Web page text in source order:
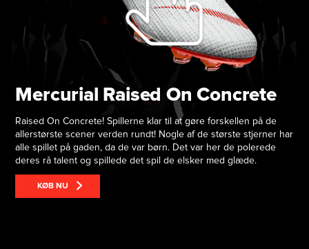
Mercurial Raised On Concrete
Raised On Concrete! Spillerne klar til at gøre forskellen på de
allerstørste scener verden rundt! Nogle af de største stjerner har
alle spillet på gaden, da de var børn. Det var her de polerede
deres rå talent og spillede det spil de elsker med glæde.
KØB NU